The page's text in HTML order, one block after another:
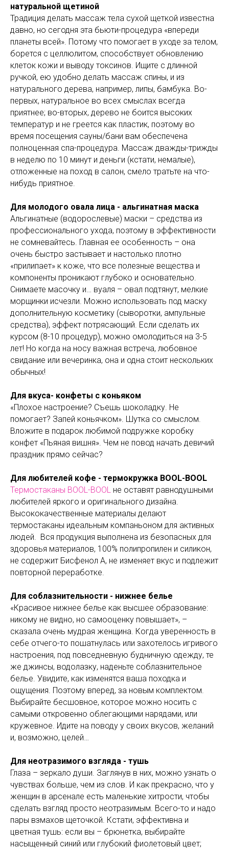
натуральной щетиной
Традиция делать массаж тела сухой щеткой известна
давно, но сегодня эта бьюти-процедура «впереди
планеты всей». Потому что помогает в уходе за телом,
борется с целлюлитом, способствует обновлению
клеток кожи и выводу токсинов. Ищите с длинной
ручкой, ею удобно делать массаж спины, и из
натурального дерева, например, липы, бамбука. Во-
первых, натуральное во всех смыслах всегда
приятнее; во-вторых, дерево не боится высоких
температур и не греется как пластик, поэтому во
время посещения сауны/бани вам обеспечена
полноценная спа-процедура. Массаж дважды-трижды
в неделю по 10 минут и деньги (кстати, немалые),
отложенные на поход в салон, смело тратьте на что-
нибудь приятное.
Для молодого овала лица - альгинатная маска
Альгинатные (водорослевые) маски – средства из
профессионального ухода, поэтому в эффективности
не сомневайтесь. Главная ее особенность – она
очень быстро застывает и настолько плотно
«прилипает» к коже, что все полезные вещества и
компоненты проникают глубоко и основательно.
Снимаете масочку и… вуаля – овал подтянут, мелкие
морщинки исчезли. Можно использовать под маску
дополнительную косметику (сыворотки, ампульные
средства), эффект потрясающий. Если сделать их
курсом (8-10 процедур), можно омолодиться на 3-5
лет! Но когда на носу важная встреча, любовное
свидание или вечеринка, она и одна стоит нескольких
обычных!
Для вкуса- конфеты с коньяком
«Плохое настроение? Съешь шоколадку. Не
помогает? Запей коньячком». Шутка со смыслом.
Вложите в подарок любимой подружке коробку
конфет «Пьяная вишня». Чем не повод начать девичий
праздник прямо сейчас?
Для любителей кофе - термокружка BOOL-BOOL
Термостаканы BOOL-BOOL не оставят равнодушными
любителей яркого и оригинального дизайна.
Высококачественные материалы делают
термостаканы идеальным компаньоном для активных
людей. Вся продукция выполнена из безопасных для
здоровья материалов, 100% полипропилен и силикон,
не содержит Бисфенол А, не изменяет вкус и подлежит
повторной переработке.
Для соблазнительности - нижнее белье
«Красивое нижнее белье как высшее образование:
никому не видно, но самооценку повышает», –
сказала очень мудрая женщина. Когда уверенность в
себе отчего-то пошатнулась или захотелось игривого
настроения, под повседневную будничную одежду, те
же джинсы, водолазку, наденьте соблазнительное
белье. Увидите, как изменятся ваша походка и
ощущения. Поэтому вперед, за новым комплектом.
Выбирайте бесшовное, которое можно носить с
самыми откровенно облегающими нарядами, или
кружевное. Идите на поводу у своих вкусов, желаний
и, возможно, целей…
Для неотразимого взгляда - тушь
Глаза – зеркало души. Заглянув в них, можно узнать о
чувствах больше, чем из слов. И как прекрасно, что у
женщин в арсенале есть маленькие хитрости, чтобы
сделать взгляд просто неотразимым. Всего-то и надо
пары взмахов щеточкой. Кстати, эффективна и
цветная тушь: если вы – брюнетка, выбирайте
насыщенный синий или глубокий фиолетовый цвет;